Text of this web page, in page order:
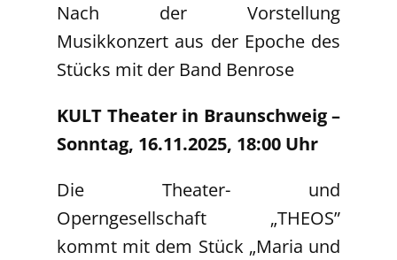
Nach der Vorstellung
Musikkonzert aus der Epoche des
Stücks mit der Band Benrose
KULT Theater in Braunschweig –
Sonntag, 16.11.2025, 18:00 Uhr
Die Theater- und
Operngesellschaft „THEOS”
kommt mit dem Stück „Maria und